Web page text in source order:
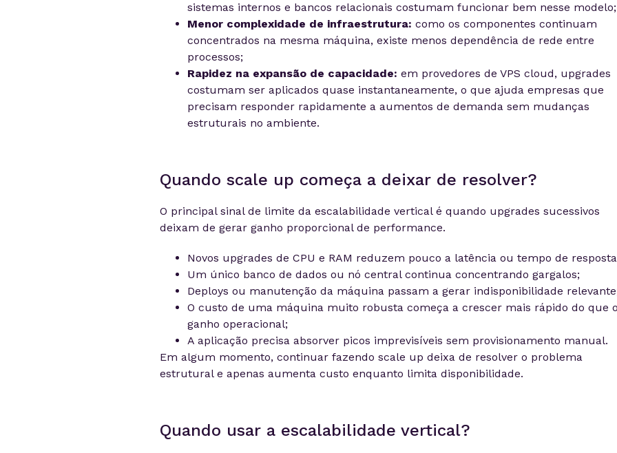
sistemas internos e bancos relacionais costumam funcionar bem nesse modelo;
Menor complexidade de infraestrutura: como os componentes continuam
concentrados na mesma máquina, existe menos dependência de rede entre
processos;
Rapidez na expansão de capacidade: em provedores de VPS cloud, upgrades
costumam ser aplicados quase instantaneamente, o que ajuda empresas que
precisam responder rapidamente a aumentos de demanda sem mudanças
estruturais no ambiente.
Quando scale up começa a deixar de resolver?
O principal sinal de limite da escalabilidade vertical é quando upgrades sucessivos
deixam de gerar ganho proporcional de performance.
Novos upgrades de CPU e RAM reduzem pouco a latência ou tempo de
Um único banco de dados ou nó central continua concentrando gargalos;
Deploys ou manutenção da máquina passam a gerar indisponibilidade
O custo de uma máquina muito robusta começa a crescer mais rápido do que o
ganho operacional;
A aplicação precisa absorver picos imprevisíveis sem provisionamento manual.
Em algum momento, continuar fazendo scale up deixa de resolver o problema
estrutural e apenas aumenta custo enquanto limita disponibilidade.
Quando usar a escalabilidade vertical?